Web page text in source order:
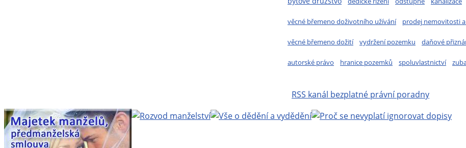
věcné břemeno doživotního užívání prodej nemovitosti
věcné břemeno dožití vydržení pozemku daňové
autorské právo hranice pozemků spoluvlastnictví
RSS kanál bezplatné právní poradny